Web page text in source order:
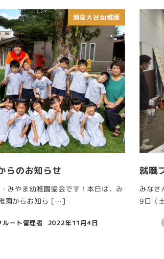
瀬高大谷幼稚園
らのお知らせ
みやま幼稚園協会です！本日は、み
園からお知ら […]
ルート管理者 2022年11月4日
就職
みなさ
9日（